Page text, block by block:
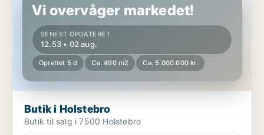
Vi overvåger markedet!
SENEST OPDATERET
12.53 • 02 aug.
Oprettet 5 d Ca. 490 m2 Ca. 5.000.000 kr.
Butik i Holstebro
Butik til salg i 7500 Holstebro